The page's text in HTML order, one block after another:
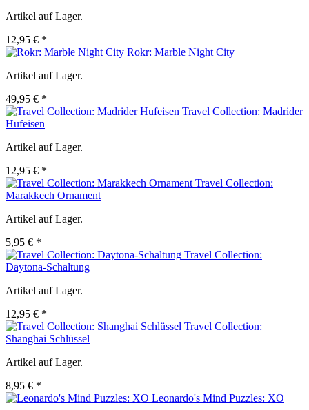
Artikel auf Lager.
12,95 € *
Rokr: Marble Night City
Artikel auf Lager.
49,95 € *
Travel Collection: Madrider
Hufeisen
Artikel auf Lager.
12,95 € *
Travel Collection:
Marakkech Ornament
Artikel auf Lager.
5,95 € *
Travel Collection:
Daytona-Schaltung
Artikel auf Lager.
12,95 € *
Travel Collection:
Shanghai Schlüssel
Artikel auf Lager.
8,95 € *
Leonardo's Mind Puzzles: XO